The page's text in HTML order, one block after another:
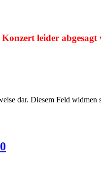
leider abgesagt
dar. Diesem Feld